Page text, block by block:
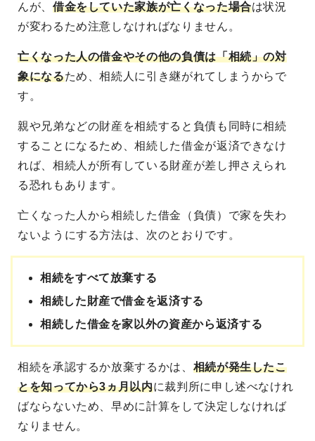
んが、 借金をしていた家族が亡くなった場合は状況
が変わるため注意しなければなりません。
亡くなった人の借金やその他の負債は「相続」の対
象になるため、相続人に引き継がれてしまうからで
す。
親や兄弟などの財産を相続すると負債も同時に相続
することになるため、相続した借金が返済できなけ
れば、相続人が所有している財産が差し押さえられ
る恐れもあります。
亡くなった人から相続した借金（負債）で家を失わ
ないようにする方法は、次のとおりです。
相続をすべて放棄する
相続した財産で借金を返済する
相続した借金を家以外の資産から返済する
相続を承認するか放棄するかは、 相続が発生したこ
とを知ってから3ヵ月以内に裁判所に申し述べなけれ
ばならないため、早めに計算をして決定しなければ
なりません。